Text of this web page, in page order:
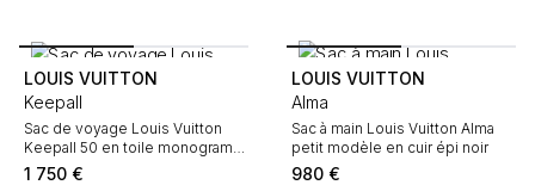
LOUIS VUITTON
Keepall
Sac de voyage Louis Vuitton
Keepall 50 en toile monogram
marron et cuir naturel
1 750 €
LOUIS VUITTON
Alma
Sac à main Louis Vuitton Alma
petit modèle en cuir épi noir
980 €